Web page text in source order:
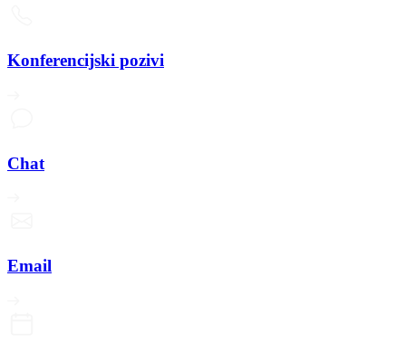
Konferencijski pozivi
Chat
Email